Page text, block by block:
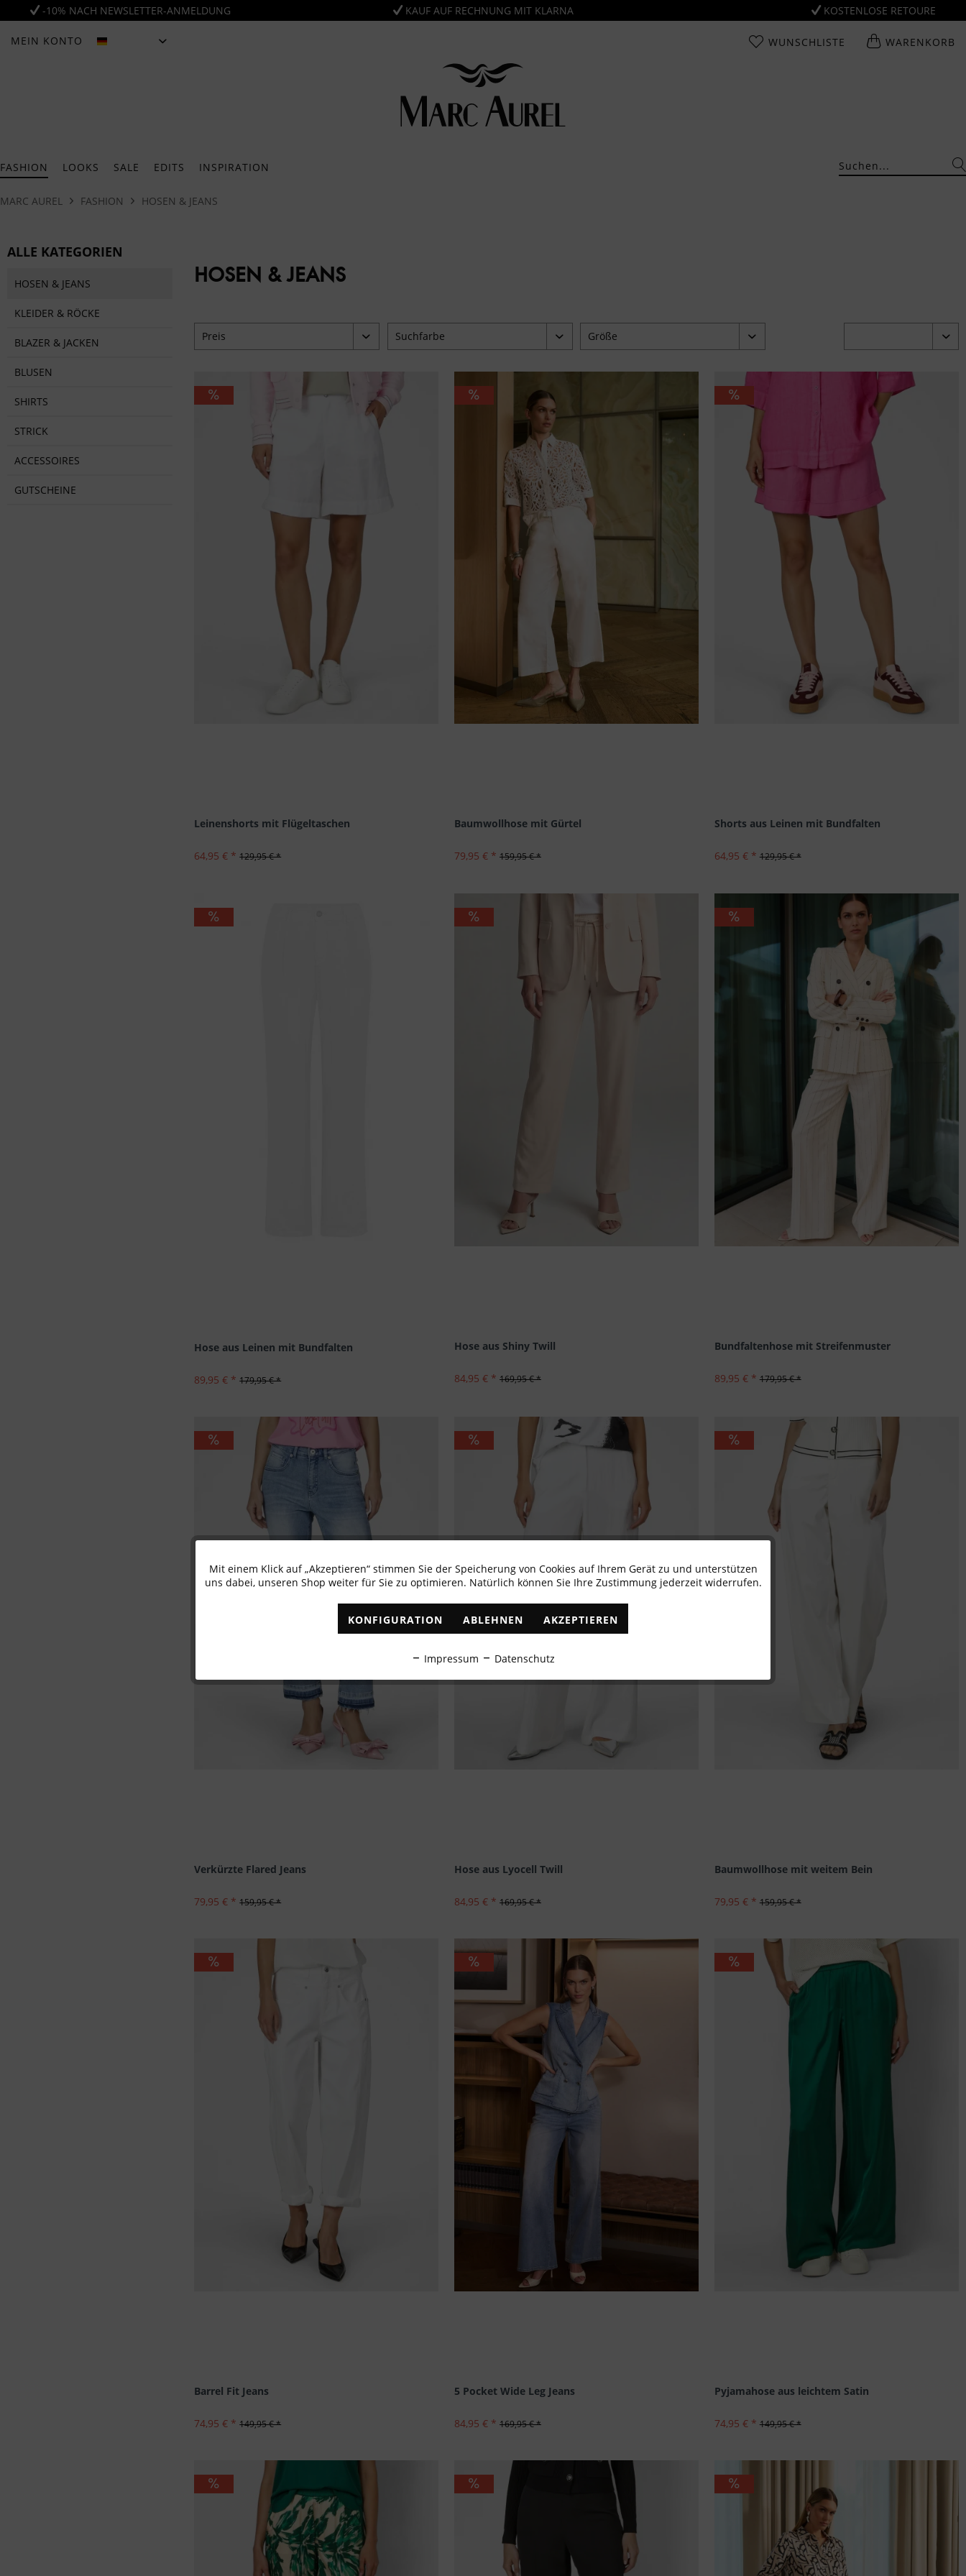
-10% NACH NEWSLETTER-ANMELDUNG KAUF AUF RECHNUNG MIT KLARNA KOSTENLOSE RETOURE
MEIN KONTO WUNSCHLISTE WARENKORB
FASHION LOOKS SALE EDITS INSPIRATION
MARC AUREL FASHION HOSEN & JEANS
ALLE KATEGORIEN
HOSEN & JEANS
KLEIDER & RÖCKE
BLAZER & JACKEN
BLUSEN
SHIRTS
STRICK
ACCESSOIRES
GUTSCHEINE
HOSEN & JEANS
Preis
von 59,95 €
Suchfarbe Größe
34
Leinenshorts mit Flügeltaschen
64,95 € * 129,95 € *
Baumwollhose mit Gürtel
79,95 € * 159,95 € *
Shorts aus Leinen mit Bundfalten
64,95 € * 129,95 € *
Hose aus Leinen mit Bundfalten
89,95 € * 179,95 € *
Hose aus Shiny Twill
84,95 € * 169,95 € *
Bundfaltenhose mit Streifenmuster
89,95 € * 179,95 € *
Verkürzte Flared Jeans
79,95 € * 159,95 € *
Hose aus Lyocell Twill
84,95 € * 169,95 € *
Baumwollhose mit weitem Bein
79,95 € * 159,95 € *
Barrel Fit Jeans
74,95 € * 149,95 € *
5 Pocket Wide Leg Jeans
84,95 € * 169,95 € *
Pyjamahose aus leichtem Satin
74,95 € * 149,95 € *
Funktionale Aktiv
Personalisierung
Mit einem Klick auf „Akzeptieren“ stimmen Sie der Speicherung von Cookies auf Ihrem Gerät zu und unterstützen
uns dabei, unseren Shop weiter für Sie zu optimieren. Natürlich können Sie Ihre Zustimmung jederzeit widerrufen.
KONFIGURATION ABLEHNEN AKZEPTIEREN
Impressum Datenschutz